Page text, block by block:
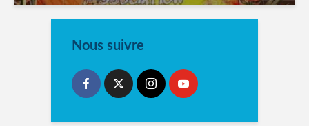
Nous suivre